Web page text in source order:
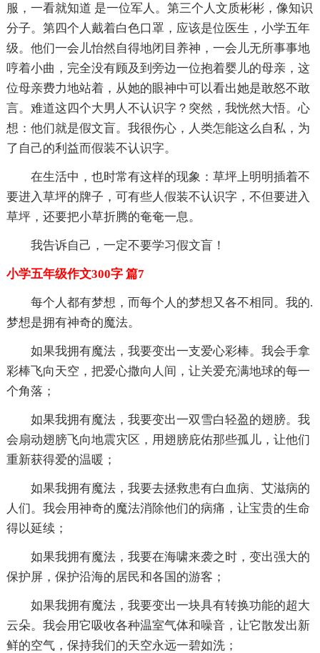
服，一看就知道 是一位军人。第三个人文质彬彬，像知识
分子。第四个人戴着白色口罩，应该是位医生，小学五年
级。他们一会儿怡然自得地闭目养神，一会儿无所事事地
哼着小曲，完全没有顾及到旁边一位抱着婴儿的母亲，这
位母亲费力地站着，从她的眼神中可以看出她是敢怒不敢
言。难道这四个大男人不认识字？突然，我恍然大悟。心
想：他们就是假文盲。我很伤心，人类怎能这么自私，为
了自己的利益而假装不认识字。
在生活中，也时常有这样的现象：草坪上明明插着不
要进入草坪的牌子，可有些人假装不认识字，不但要进入
草坪，还要把小草折腾的奄奄一息。
我告诉自己，一定不要学习假文盲！
小学五年级作文300字 篇7
每个人都有梦想，而每个人的梦想又各不相同。我的.
梦想是拥有神奇的魔法。
如果我拥有魔法，我要变出一支爱心彩棒。我会手拿
彩棒飞向天空，把爱心撒向人间，让关爱充满地球的每一
个角落；
如果我拥有魔法，我要变出一双雪白轻盈的翅膀。我
会扇动翅膀飞向地震灾区，用翅膀庇佑那些孤儿，让他们
重新获得爱的温暖；
如果我拥有魔法，我要去拯救患有白血病、艾滋病的
人们。我会用神奇的魔法消除他们的病痛，让宝贵的生命
得以延续；
如果我拥有魔法，我要在海啸来袭之时，变出强大的
保护屏，保护沿海的居民和各国的游客；
如果我拥有魔法，我要变出一块具有转换功能的超大
云朵。我会用它吸收各种温室气体和噪音，让它散发出新
鲜的空气，保持我们的天空永远一碧如洗；